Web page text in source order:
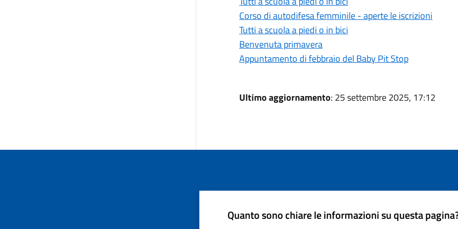
Corso di autodifesa femminile - aperte le iscrizioni
Tutti a scuola a piedi o in bici
Benvenuta primavera
Appuntamento di febbraio del Baby Pit Stop
Ultimo aggiornamento: 25 settembre 2025, 17:12
Quanto sono chiare le informazioni su questa